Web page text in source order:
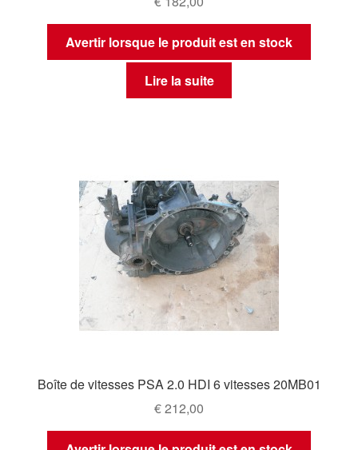
Avertir lorsque le produit est en stock
Lire la suite
Boîte de vitesses PSA 2.0 HDI 6 vitesses 20MB01
€212,00